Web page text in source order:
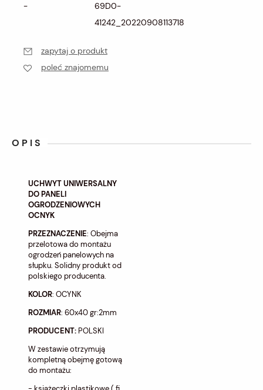
-
69D0-
41242_20220908113718
zapytaj o produkt
poleć znajomemu
OPIS
UCHWYT UNIWERSALNY
DO PANELI
OGRODZENIOWYCH
OCNYK
PRZEZNACZENIE: Obejma
przelotowa do montażu
ogrodzeń panelowych na
słupku. Solidny produkt od
polskiego producenta.
KOLOR: OCYNK
ROZMIAR: 60x40 gr:2mm
PRODUCENT: POLSKI
W zestawie otrzymują
kompletną obejmę gotową
do montażu: